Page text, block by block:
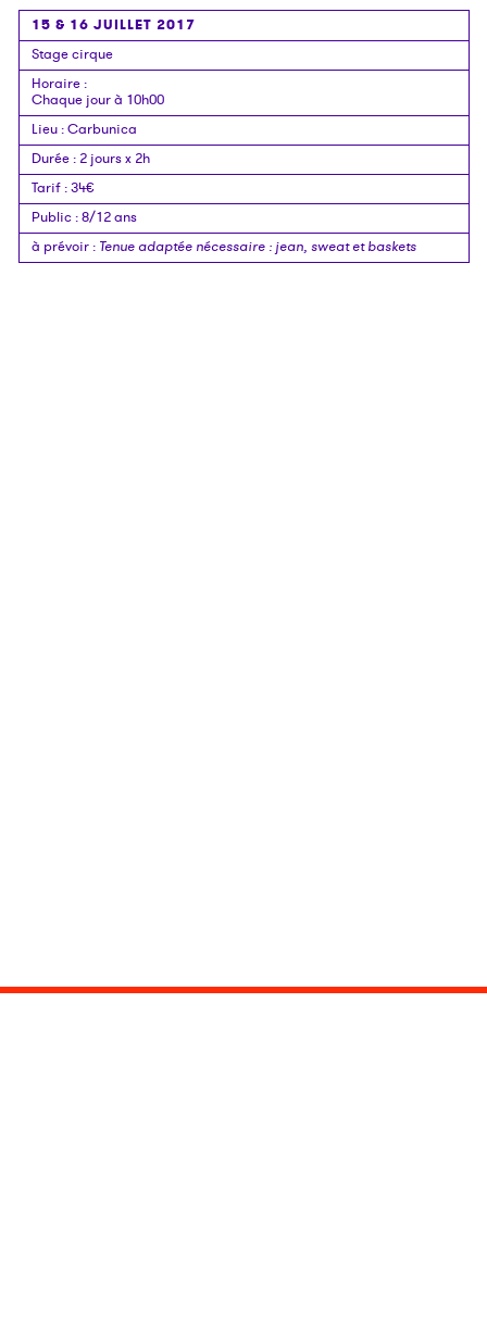
15 & 16 JUILLET 2017
Stage cirque
Horaire:
Chaque jour à 10h00
Lieu:Carbunica
Durée: 2 jours x 2h
Tarif:34€
Public:8/12 ans
à prévoir: Tenue adaptée nécessaire : jean, sweat et baskets